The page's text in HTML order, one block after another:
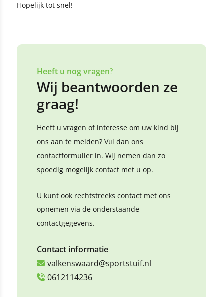
Hopelijk tot snel!
Heeft u nog vragen?
Wij beantwoorden ze
graag!
Heeft u vragen of interesse om uw kind bij
ons aan te melden? Vul dan ons
contactformulier in. Wij nemen dan zo
spoedig mogelijk contact met u op.
U kunt ook rechtstreeks contact met ons
opnemen via de onderstaande
contactgegevens.
Contact informatie
valkenswaard@sportstuif.nl
0612114236